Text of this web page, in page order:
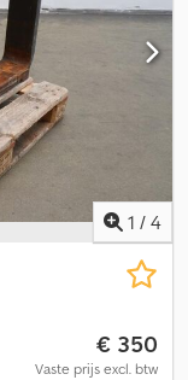
1 / 4
€ 350
Vaste prijs excl. btw